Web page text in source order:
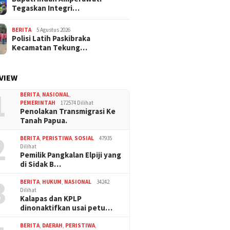
Tegaskan Integri…
BERITA 5 Agustus 2026
Polisi Latih Paskibraka
Kecamatan Tekung…
BERITA, NASIONAL,
PEMERINTAH
172574 Dilihat
Penolakan Transmigrasi Ke
Tanah Papua.
BERITA, PERISTIWA, SOSIAL
47935
Dilihat
Pemilik Pangkalan Elpiji yang
di Sidak B…
BERITA, HUKUM, NASIONAL
34242
Dilihat
Kalapas dan KPLP
dinonaktifkan usai petu…
BERITA, DAERAH, PERISTIWA,